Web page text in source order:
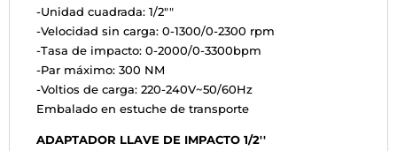
-Unidad cuadrada: 1/2""
-Velocidad sin carga: 0-1300/0-2300 rpm
-Tasa de impacto: 0-2000/0-3300bpm
-Par máximo: 300 NM
-Voltios de carga: 220-240V~50/60Hz
Embalado en estuche de transporte
ADAPTADOR LLAVE DE IMPACTO 1/2''